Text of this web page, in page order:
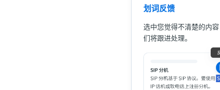
划词反馈
选中您觉得不清楚的内
们将跟进处理。